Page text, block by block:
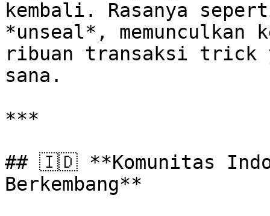
kembali. Rasanya
*unseal*,
ribuan transaksi trick
sana.
***
## 🇮🇩 **Komunitas
Berkembang**